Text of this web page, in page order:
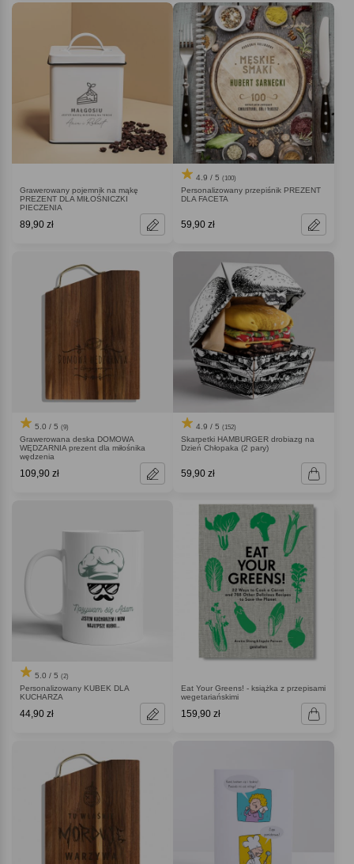
Grawerowany pojemnik na mąkę
PREZENT DLA MIŁOŚNICZKI
PIECZENIA
89,90 zł
4.9 / 5 (100)
Personalizowany przepiśnik PREZENT
DLA FACETA
59,90 zł
5.0 / 5 (9)
Grawerowana deska DOMOWA
WĘDZARNIA prezent dla miłośnika
wędzenia
109,90 zł
4.9 / 5 (152)
Skarpetki HAMBURGER drobiazg na
Dzień Chłopaka (2 pary)
59,90 zł
5.0 / 5 (2)
Personalizowany KUBEK DLA
KUCHARZA
44,90 zł
Eat Your Greens! - książka z przepisami
wegetariańskimi
159,90 zł